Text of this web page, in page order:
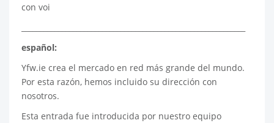
con voi
español:
Yfw.ie crea el mercado en red más grande del mundo.
Por esta razón, hemos incluido su dirección con
nosotros.
Esta entrada fue introducida por nuestro equipo